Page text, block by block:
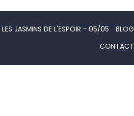
LES JASMINS DE L'ESPOIR - 05/05
BLOG
CONTACT